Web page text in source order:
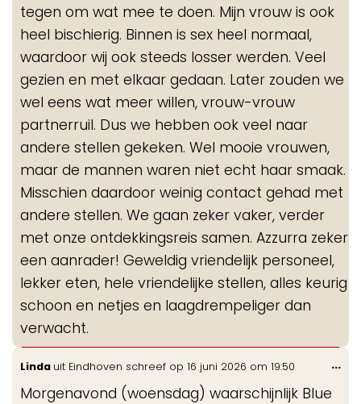
tegen om wat mee te doen. Mijn vrouw is ook
heel bischierig. Binnen is sex heel normaal,
waardoor wij ook steeds losser werden. Veel
gezien en met elkaar gedaan. Later zouden we
wel eens wat meer willen, vrouw-vrouw
partnerruil. Dus we hebben ook veel naar
andere stellen gekeken. Wel mooie vrouwen,
maar de mannen waren niet echt haar smaak.
Misschien daardoor weinig contact gehad met
andere stellen. We gaan zeker vaker, verder
met onze ontdekkingsreis samen. Azzurra zeker
een aanrader! Geweldig vriendelijk personeel,
lekker eten, hele vriendelijke stellen, alles keurig
schoon en netjes en laagdrempeliger dan
verwacht.
Linda uit Eindhoven schreef op 16 juni 2026 om 19:50
Morgenavond (woensdag) waarschijnlijk Blue
...